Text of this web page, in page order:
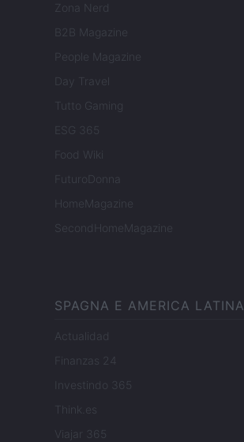
Zona Nerd
B2B Magazine
People Magazine
Day Travel
Tutto Gaming
ESG 365
Food Wiki
FuturoDonna
HomeMagazine
SecondHomeMagazine
SPAGNA E AMERICA LATINA
Actualidad
Finanzas 24
Investindo 365
Think.es
Viajar 365